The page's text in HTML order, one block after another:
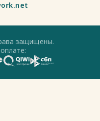
защищены.